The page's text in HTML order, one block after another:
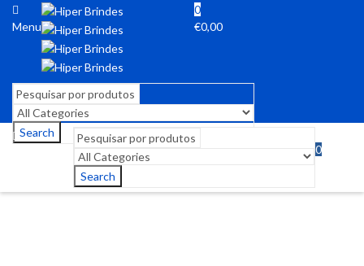
Menu
0
€0,00
Search
Search
0